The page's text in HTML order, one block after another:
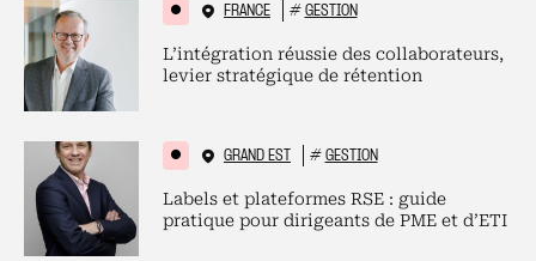
FRANCE # GESTION
L’intégration réussie des collaborateurs,
levier stratégique de rétention
GRAND EST # GESTION
Labels et plateformes RSE : guide
pratique pour dirigeants de PME et d’ETI